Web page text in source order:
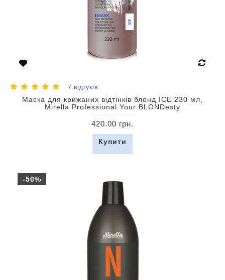
7 відгуків
Маска для крижаних відтінків блонд ICE 230 мл,
Mirella Professional Your BLONDesty
420.00 грн.
Купити
-50%